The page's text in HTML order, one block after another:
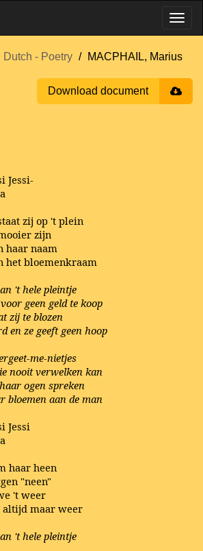
Dutch - Poetry MACPHAIL, Marius
Download document
Jessi-
zij op 't plein
zijn
haar naam
het bloemenkraam
't hele pleintje
geen geld te koop
zij te blozen
en ze geeft geen hoop
me-nietjes
nooit verwelken kan
ogen spreken
bloemen aan de man
Jessi
haar heen
"neen"
't weer
altijd maar weer
't hele pleintje